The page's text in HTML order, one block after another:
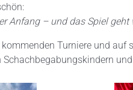
Anfang – und das Spiel geht
Turniere und auf
Schachbegabungskindern